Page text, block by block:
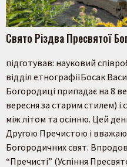
Свято Різдва Пресвятої
підготував: науковий
відділ етнографіїБосак
Богородиці припадає на 8
вересня за старим стилем) і
між літом та осінню. Цей
Другою Пречистою і
Богородичних свят.
“Пречисті” (Успіння